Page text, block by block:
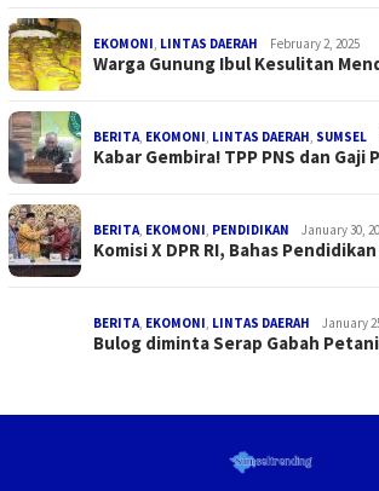
EKOMONI, LINTAS DAERAH February 2, 2025
Warga Gunung Ibul Kesulitan
BERITA, EKOMONI, LINTAS DAERAH, SUMSEL
Kabar Gembira! TPP PNS dan Gaji
BERITA, EKOMONI, PENDIDIKAN January 30,
Komisi X DPR RI, Bahas
BERITA, EKOMONI, LINTAS DAERAH January
Bulog diminta Serap Gabah